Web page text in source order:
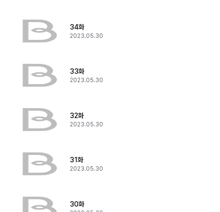
34화
2023.05.30
33화
2023.05.30
32화
2023.05.30
31화
2023.05.30
30화